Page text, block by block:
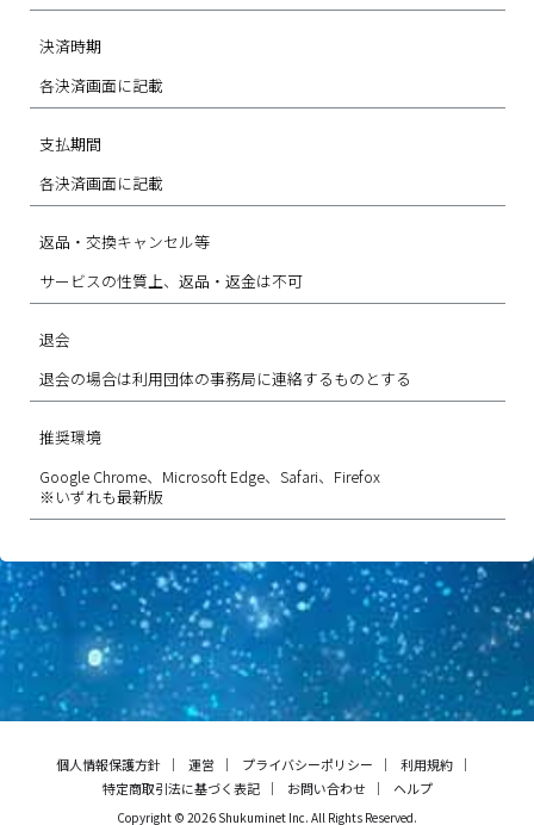
決済時期
各決済画面に記載
支払期間
各決済画面に記載
返品・交換キャンセル等
サービスの性質上、返品・返金は不可
退会
退会の場合は利用団体の事務局に連絡するものとする
推奨環境
Google Chrome、Microsoft Edge、Safari、Firefox
※いずれも最新版
個人情報保護方針 運営 プライバシーポリシー
利用規約
特定商取引法に基づく表記
お問い合わせ ヘルプ
Copyright © 2026 Shukuminet Inc. All Rights Reserved.